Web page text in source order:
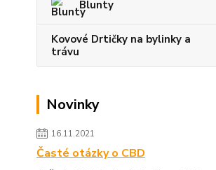
Blunty
Kovové Drtičky na bylinky a
trávu
Novinky
16.11.2021
Časté otázky o CBD